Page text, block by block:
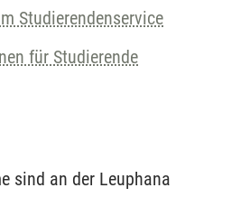
Studierendenservice
für Studierende
sind an der Leuphana